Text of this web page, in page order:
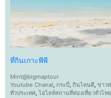
ที่กินเกาะพีพี
Mint@bigmaptour
Youtube Chanal, กระบี่, กินไหนดี, ข่าว
ทั่วประเทศ,ไฮไลท์สถานที่ท่องเที่ยวทั่วไทย